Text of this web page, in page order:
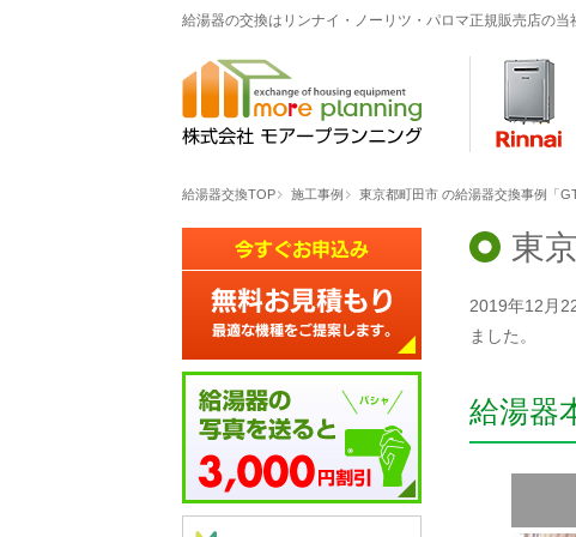
給湯器の交換はリンナイ・ノーリツ・パロマ正規販売店の当
給湯器交換TOP 施工事例 東京都町田市 の給湯器交換事例「
東
2019年12月
ました。
給湯器